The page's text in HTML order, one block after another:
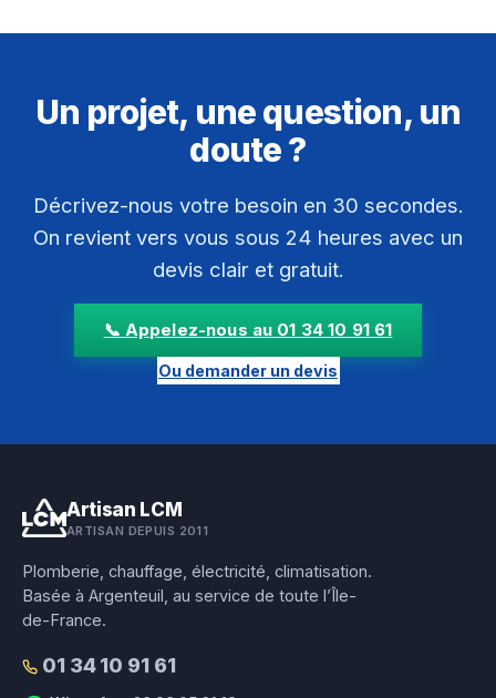
Un projet, une question, un
doute ?
Décrivez-nous votre besoin en 30 secondes.
On revient vers vous sous 24 heures avec un
devis clair et gratuit.
📞 Appelez-nous au 01 34 10 91 61
Ou demander un devis
Artisan LCM
ARTISAN DEPUIS 2011
Plomberie, chauffage, électricité, climatisation.
Basée à Argenteuil, au service de toute l’Île-
de-France.
01 34 10 91 61